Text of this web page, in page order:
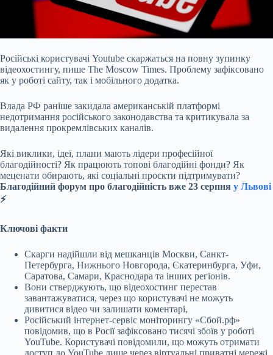
Російські користувачі Youtube скаржаться на повну зупинку
відеохостингу, пише The Moscow Times. Проблему зафіксовано
як у роботі сайту, так і мобільного додатка.
Влада РФ раніше закидала американській платформі
недотримання російського законодавства та критикувала за
видалення прокремлівських каналів.
Які виклики, ідеї, плани мають лідери професійної
благодійності? Як працюють топові благодійні фонди? Як
меценати обирають, які соціальні проєкти підтримувати?
Благодійний форум про благодійність вже 23 серпня у Львові
⚡️
Ключові факти
Скарги надійшли від мешканців Москви, Санкт-
Петербурга, Нижнього Новгорода, Єкатеринбурга, Уфи,
Саратова, Самари, Краснодара та інших регіонів.
Вони стверджують, що відеохостинг перестав
завантажуватися, через що користувачі не можуть
дивитися відео чи залишати коментарі,
Російський інтернет-сервіс моніторингу «Сбой.рф»
повідомив, що в Росії зафіксовано тисячі збоїв у роботі
YouTube. Користувачі повідомили, що можуть отримати